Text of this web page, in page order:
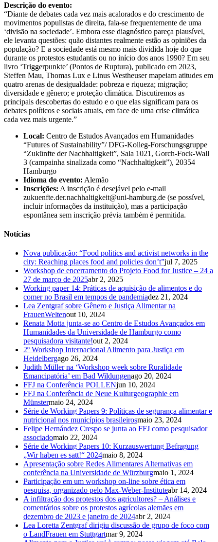
Descrição do evento:
“Diante de debates cada vez mais acalorados e do crescimento de
movimentos populistas de direita, fala-se frequentemente de uma
‘divisão na sociedade’. Embora esse diagnóstico pareça plausível,
ele levanta questões: quão distantes realmente estão as opiniões da
população? E a sociedade está mesmo mais dividida hoje do que
durante os protestos estudantis ou no início dos anos 1990? Em seu
livro ‘Triggerpunkte’ (Pontos de Ruptura), publicado em 2023,
Steffen Mau, Thomas Lux e Linus Westheuser mapeiam atitudes em
quatro arenas de desigualdade: pobreza e riqueza; migração;
diversidade e gênero; e proteção climática. Discutiremos as
principais descobertas do estudo e o que elas significam para os
debates políticos e sociais atuais, em face de uma crise climática
cada vez mais urgente.”
Local: Centro de Estudos Avançados em Humanidades
“Futures of Sustainability”/ DFG-Kolleg-Forschungsgruppe
“Zukünfte der Nachhaltigkeit”, Sala 1021, Gorch-Fock-Wall
3 (campainha sinalizada como “Nachhaltigkeit”), 20354
Hamburgo
Idioma do evento: Alemão
Inscrições: A inscrição é desejável pelo e-mail
zukuenfte.der.nachhaltigkeit@uni-hamburg.de (se possível,
incluir informações da instituição), mas a participação
espontânea sem inscrição prévia também é permitida.
Notícias
Nova publicação: “Food politics and activist networks in the
city: Reaching places food and policies don’t”jul 7, 2025
Workshop de encerramento do Projeto Food for Justice – 24 a
27 de março de 2025abr 2, 2025
Working paper 14: Práticas de aquisição de alimentos e do
comer no Brasil em tempos de pandemiadez 21, 2024
Lea Zentgraf sobre Gênero e Justiça Alimentar na
FrauenWeltenout 10, 2024
Renata Motta junta-se ao Centro de Estudos Avançados em
Humanidades da Universidade de Hamburgo como
pesquisadora visitante!out 2, 2024
2º Workshop Internacional Alimento para Justiça em
Heidelbergago 26, 2024
Judith Müller na ‘Workshop week sobre Ruralidade
Emancipatória’ em Bad Wildungenago 20, 2024
FFJ na Conferência POLLENjun 10, 2024
FFJ na Conferência de Neue Kulturgeographie em
Münstermaio 24, 2024
Série de Working Papers 9: Políticas de segurança alimentar e
nutricional nos municípios brasileirosmaio 23, 2024
Felipe Hernández Crespo se junta ao FFJ como pesquisador
associadomaio 22, 2024
Série de Working Papers 10: Kurzauswertung Befragung
„Wir haben es satt!“ 2024maio 8, 2024
Apresentação sobre Redes Alimentares Alternativas em
conferência na Universidade de Würzburgmaio 1, 2024
Participação em um workshop on-line sobre ética em
pesquisa, organizado pelo Max-Weber-Instituteabr 14, 2024
A infiltração dos protestos dos agricultores? – Análises e
comentários sobre os protestos agrícolas alemães em
dezembro de 2023 e janeiro de 2024abr 2, 2024
Lea Loretta Zentgraf dirigiu discussão de grupo de foco com
o LandFrauen em Stuttgartmar 9, 2024